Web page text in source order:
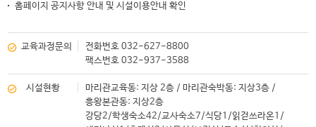
홈페이지 공지사항 안내 및 시설이용안내 확인
교육과정문의
전화번호 032-627-8800
팩스번호 032-937-3588
시설현황
마리관교육동: 지상 2층 / 마리관숙박동: 지상3층 /
흥왕본관동: 지상2층
강당2/학생숙소42/교사숙소7/식당1/읽걷쓰라온1/